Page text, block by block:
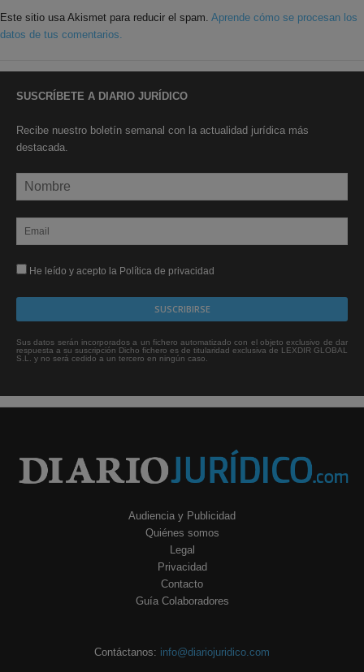
Este sitio usa Akismet para reducir el spam. Aprende cómo se procesan los
datos de tus comentarios.
SUSCRÍBETE A DIARIO JURÍDICO
Recibe nuestro boletín semanal con la actualidad jurídica más
destacada.
He leído y acepto la Política de privacidad
Sus datos serán incorporados a un fichero automatizado con el objeto exclusivo de dar
respuesta a su suscripción Dicho fichero es de titularidad exclusiva de LEXDIR GLOBAL
S.L. y no será cedido a un tercero en ningún caso.
Audiencia y Publicidad
Quiénes somos
Legal
Privacidad
Contacto
Guía Colaboradores
Contáctanos: info@diariojuridico.com